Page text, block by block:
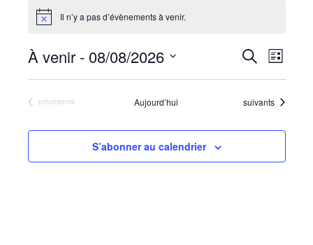
Notice Il n’y a pas d’évènements à venir.
Recherche
navigation
de
Évènements
Recherche
de
vues
Liste
À venir - 08/08/2026
date.
Évènements
précédents Aujourd’hui Évènements
suivants
S’abonner au calendrier